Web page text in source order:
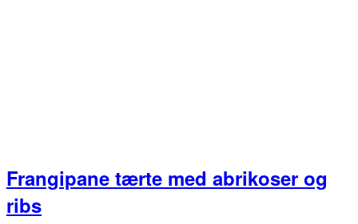
Frangipane tærte med abrikoser og
ribs